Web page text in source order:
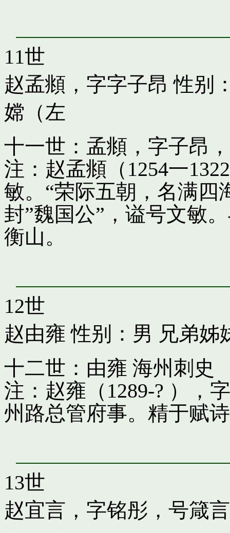
11世
赵孟頫，字字子昂 性别
嫦（左
十一世：孟頫，字子昂
注：赵孟頫（1254一
敏。“荣际五朝，名满四
封”魏国公”，谥号文敏
衡山。
12世
赵由雍 性别：男 兄弟姊
十二世：由雍 海州刺史
注：赵雍（1289-? ），
州路总管府事。精于赋
13世
赵宜言，字铭彤，号箴言